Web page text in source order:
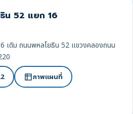
น 52 แยก 16
เดิม ถนนพหลโยธิน 52 แขวงคลองถนน
ภาพแผนที่